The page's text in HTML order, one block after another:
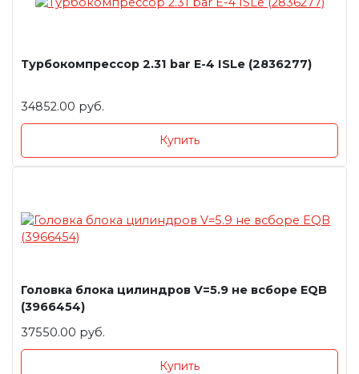
Турбокомпрессор 2.31 bar E-4 ISLe (2836277)
34852.00 руб.
Купить
Головка блока цилиндров V=5.9 не всборе EQB
(3966454)
37550.00 руб.
Купить